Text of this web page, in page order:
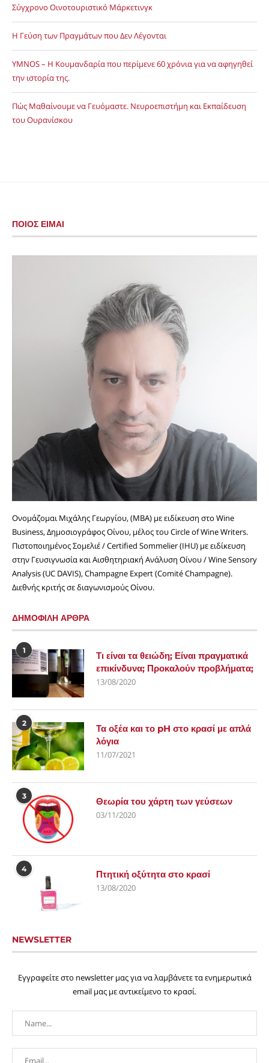
Σύγχρονο Οινοτουριστικό Μάρκετινγκ
Η Γεύση των Πραγμάτων που Δεν Λέγονται
YMNOS – Η Κουμανδαρία που περίμενε 60 χρόνια για να αφηγηθεί
την ιστορία της.
Πώς Μαθαίνουμε να Γευόμαστε. Νευροεπιστήμη και Εκπαίδευση
του Ουρανίσκου
ΠΟΙΟΣ ΕΙΜΑΙ
Ονομάζομαι Μιχάλης Γεωργίου, (MBA) με ειδίκευση στο Wine
Business, Δημοσιογράφος Οίνου, μέλος του Circle of Wine Writers.
Πιστοποιημένος Σομελιέ / Certified Sommelier (IHU) με ειδίκευση
στην Γευσιγνωσία και Αισθητηριακή Ανάλυση Οίνου / Wine Sensory
Analysis (UC DAVIS), Champagne Expert (Comité Champagne).
Διεθνής κριτής σε διαγωνισμούς Οίνου.
ΔΗΜΟΦΙΛΗ ΑΡΘΡΑ
1
Τι είναι τα θειώδη; Είναι πραγματικά
επικίνδυνα; Προκαλούν προβλήματα;
13/08/2020
2
Τα οξέα και το pH στο κρασί με απλά
λόγια
11/07/2021
3 Θεωρία του χάρτη των γεύσεων
03/11/2020
4 Πτητική οξύτητα στο κρασί
13/08/2020
NEWSLETTER
Εγγραφείτε στο newsletter μας για να λαμβάνετε τα ενημερωτικά
email μας με αντικείμενο το κρασί.